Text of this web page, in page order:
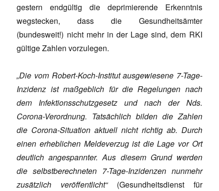
gestern endgültig die deprimierende Erkenntnis
wegstecken, dass die Gesundheitsämter
(bundesweit!) nicht mehr in der Lage sind, dem RKI
gültige Zahlen vorzulegen.
„Die vom Robert-Koch-Institut ausgewiesene 7-Tage-
Inzidenz ist maßgeblich für die Regelungen nach
dem Infektionsschutzgesetz und nach der Nds.
Corona-Verordnung. Tatsächlich bilden die Zahlen
die Corona-Situation aktuell nicht richtig ab. Durch
einen erheblichen Meldeverzug ist die Lage vor Ort
deutlich angespannter. Aus diesem Grund werden
die selbstberechneten 7-Tage-Inzidenzen nunmehr
zusätzlich veröffentlicht“ (Gesundheitsdienst für